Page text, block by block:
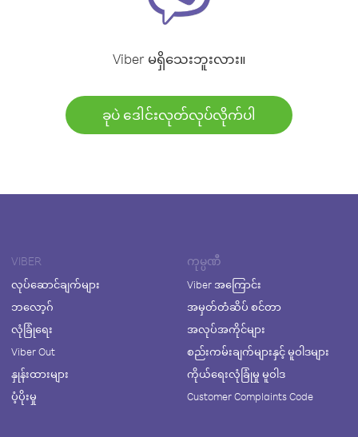
Viber မရှိသေးဘူးလား။
ခုပဲ ဒေါင်းလုတ်လုပ်လိုက်ပါ
VIBER
လုပ်ဆောင်ချက်များ
ဘလော့ဂ်
လုံခြုံရေး
Viber Out
နှုန်းထားများ
ပံ့ပိုးမှု
ကုမ္ပဏီ
Viber အကြောင်း
အမှတ်တံဆိပ် စင်တာ
အလုပ်အကိုင်များ
စည်းကမ်းချက်များနှင့် မူဝါဒများ
ကိုယ်ရေးလုံခြုံမှု မူဝါဒ
Customer Complaints Code